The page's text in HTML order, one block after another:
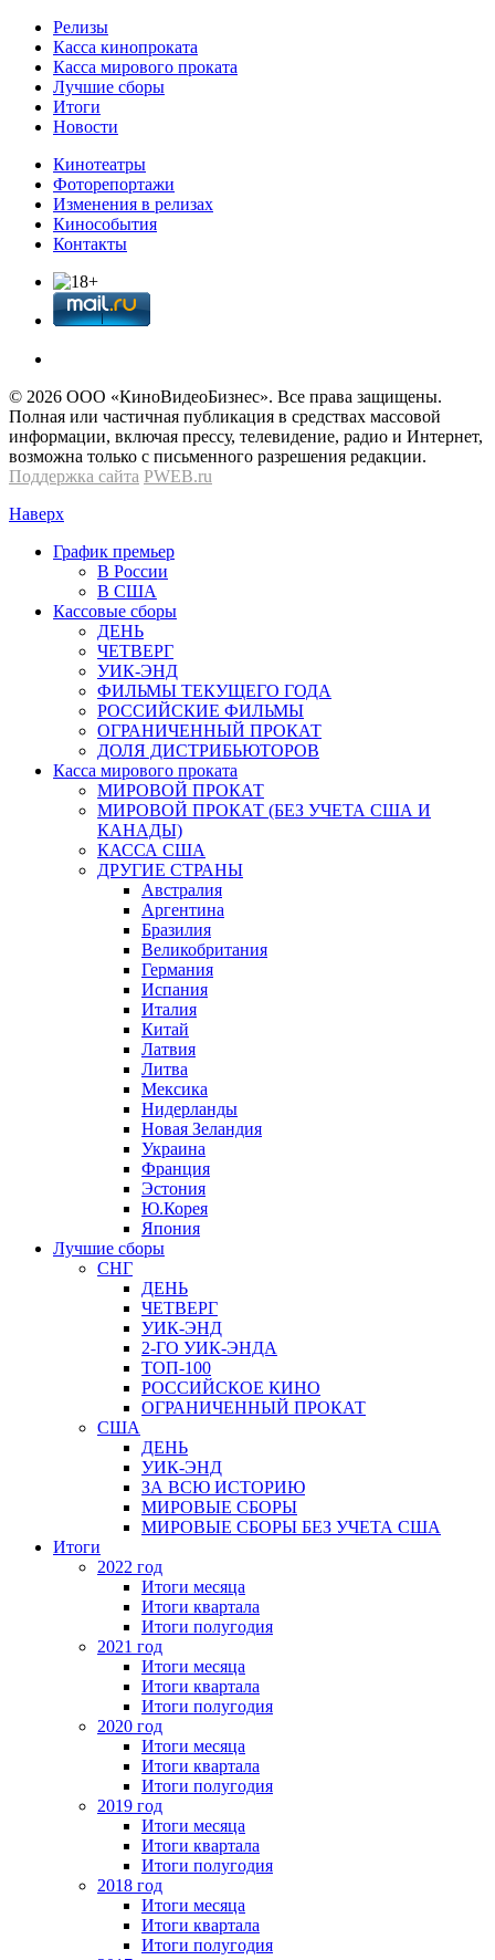
Релизы
Касса кинопроката
Касса мирового проката
Лучшие сборы
Итоги
Новости
Кинотеатры
Фоторепортажи
Изменения в релизах
Кинособытия
Контакты
© 2026 OOО «КиноВидеоБизнес». Все права защищены.
Полная или частичная публикация в средствах массовой
информации, включая прессу, телевидение, радио и Интернет,
возможна только с письменного разрешения редакции.
Поддержка сайта PWEB.ru
Наверх
График премьер
В России
В США
Кассовые сборы
ДЕНЬ
ЧЕТВЕРГ
УИК-ЭНД
ФИЛЬМЫ ТЕКУЩЕГО ГОДА
РОССИЙСКИЕ ФИЛЬМЫ
ОГРАНИЧЕННЫЙ ПРОКАТ
ДОЛЯ ДИСТРИБЬЮТОРОВ
Касса мирового проката
МИРОВОЙ ПРОКАТ
МИРОВОЙ ПРОКАТ (БЕЗ УЧЕТА США И
КАНАДЫ)
КАССА США
ДРУГИЕ СТРАНЫ
Австралия
Аргентина
Бразилия
Великобритания
Германия
Испания
Италия
Китай
Латвия
Литва
Мексика
Нидерланды
Новая Зеландия
Украина
Франция
Эстония
Ю.Корея
Япония
Лучшие сборы
СНГ
ДЕНЬ
ЧЕТВЕРГ
УИК-ЭНД
2-ГО УИК-ЭНДА
ТОП-100
РОССИЙСКОЕ КИНО
ОГРАНИЧЕННЫЙ ПРОКАТ
США
ДЕНЬ
УИК-ЭНД
ЗА ВСЮ ИСТОРИЮ
МИРОВЫЕ СБОРЫ
МИРОВЫЕ СБОРЫ БЕЗ УЧЕТА США
Итоги
2022 год
Итоги месяца
Итоги квартала
Итоги полугодия
2021 год
Итоги месяца
Итоги квартала
Итоги полугодия
2020 год
Итоги месяца
Итоги квартала
Итоги полугодия
2019 год
Итоги месяца
Итоги квартала
Итоги полугодия
2018 год
Итоги месяца
Итоги квартала
Итоги полугодия